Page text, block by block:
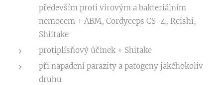
především proti virovým a bakteriálním
nemocem + ABM, Cordyceps CS-4, Reishi,
Shiitake
protiplísňový účinek + Shitake
při napadení parazity a patogeny jakéhokoliv
druhu